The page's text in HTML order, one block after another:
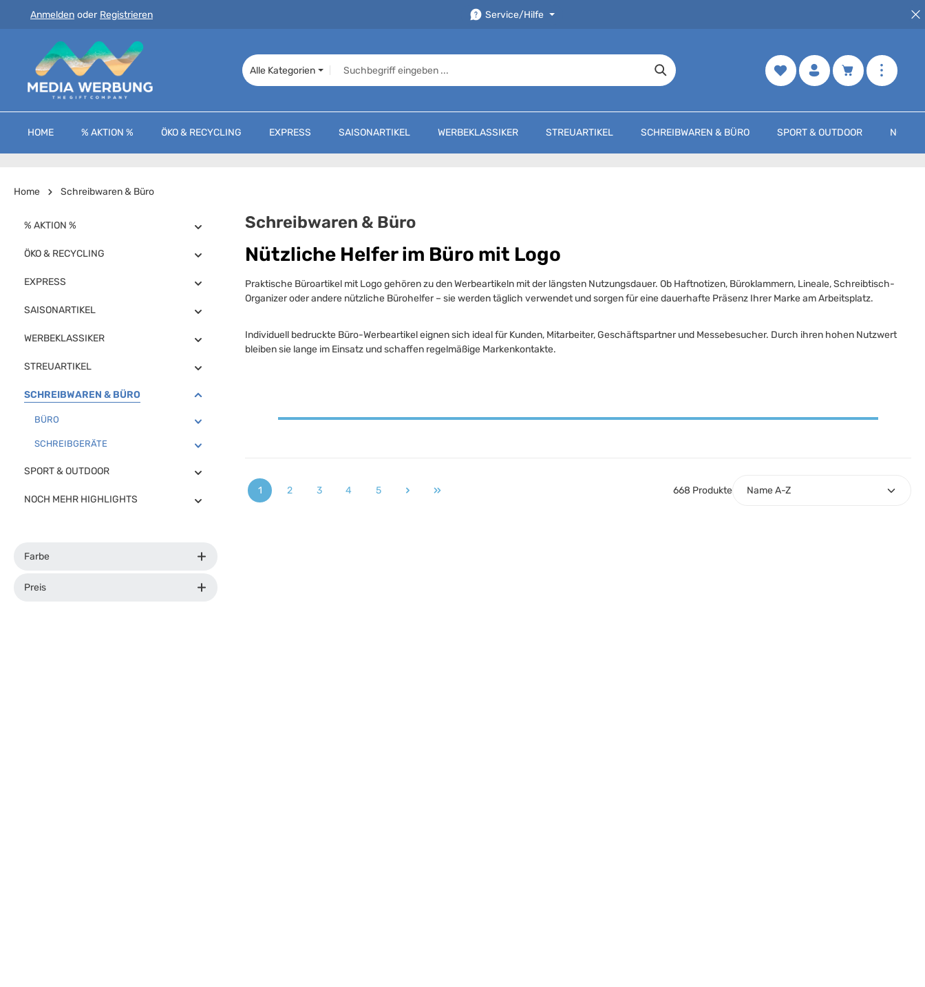
Hauptinhalt springen
Zur Suche springen
Zur Hauptnavigation springen
Anmelden oder Registrieren Service/Hilfe
Alle Kategorien
Merkzettel Warenkorb
HOME % AKTION % ÖKO & RECYCLING EXPRESS SAISONARTIKEL WERBEKLASSIKER STREUARTIKEL SCHREIBWAREN & BÜRO SPORT & OUTDOOR NOCH
Home Schreibwaren & Büro
% AKTION %
ÖKO & RECYCLING
EXPRESS
SAISONARTIKEL
WERBEKLASSIKER
STREUARTIKEL
SCHREIBWAREN & BÜRO
BÜRO
SCHREIBGERÄTE
SPORT & OUTDOOR
NOCH MEHR HIGHLIGHTS
Farbe
Preis
Schreibwaren & Büro
Nützliche Helfer im Büro mit Logo
Praktische Büroartikel mit Logo gehören zu den Werbeartikeln mit der längsten Nutzungsdauer. Ob Haftnotizen, Büroklammern, Lineale, Schreibtisch-
Organizer oder andere nützliche Bürohelfer – sie werden täglich verwendet und sorgen für eine dauerhafte Präsenz Ihrer Marke am Arbeitsplatz.
Individuell bedruckte Büro-Werbeartikel eignen sich ideal für Kunden, Mitarbeiter, Geschäftspartner und Messebesucher. Durch ihren hohen Nutzwert
bleiben sie lange im Einsatz und schaffen regelmäßige Markenkontakte.
Seite
1
Seite
2
Seite
3
Seite
4
Seite
5 668 Produkte